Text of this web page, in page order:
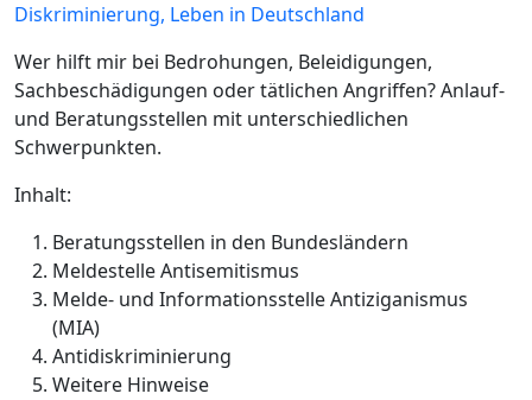
Diskriminierung, Leben in Deutschland
Wer hilft mir bei Bedrohungen, Beleidigungen,
Sachbeschädigungen oder tätlichen Angriffen? Anlauf-
und Beratungsstellen mit unterschiedlichen
Schwerpunkten.
Inhalt:
Beratungsstellen in den Bundesländern
Meldestelle Antisemitismus
Melde- und Informationsstelle Antiziganismus
(MIA)
Antidiskriminierung
Weitere Hinweise